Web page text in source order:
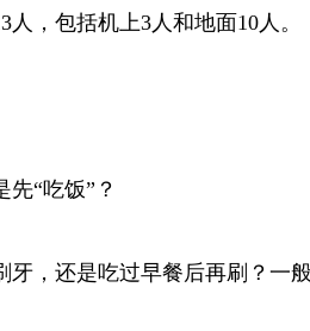
人，包括机上3人和地面10人
先“吃饭”？
牙，还是吃过早餐后再刷？一